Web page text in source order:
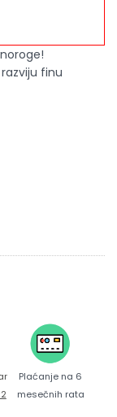
finu
Plaćanje na 6
mesečnih rata